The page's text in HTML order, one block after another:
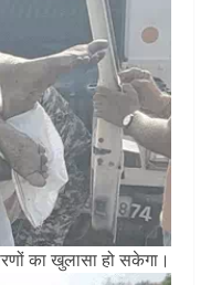
का खुलासा हो सकेगा।